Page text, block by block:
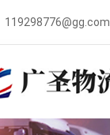
119298776@gg.com